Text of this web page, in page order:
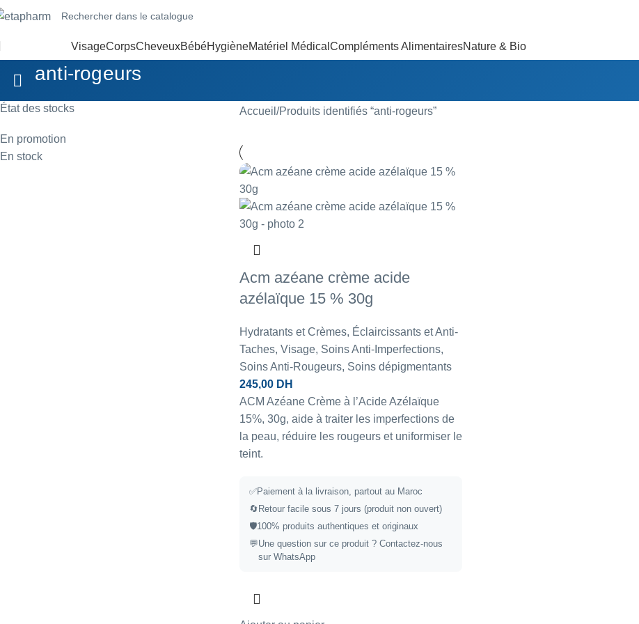
VisageCorpsCheveuxBébéHygièneMatériel Médical Compléments AlimentairesNature & Bio
anti-rogeurs
État des stocks
En promotion
En stock
Accueil Produits identifiés “anti-rogeurs”
Acm azéane crème acide
azélaïque 15 % 30g
Hydratants et Crèmes, Éclaircissants et Anti-
Taches, Visage, Soins Anti-Imperfections,
Soins Anti-Rougeurs, Soins dépigmentants
245,00 DH
ACM Azéane Crème à l’Acide Azélaïque
15%, 30g, aide à traiter les imperfections de
la peau, réduire les rougeurs et uniformiser le
teint.
✅Paiement à la livraison, partout au Maroc
🔄 Retour facile sous 7 jours (produit non ouvert)
🛡️100% produits authentiques et originaux
💬Une question sur ce produit ? Contactez-nous
sur WhatsApp